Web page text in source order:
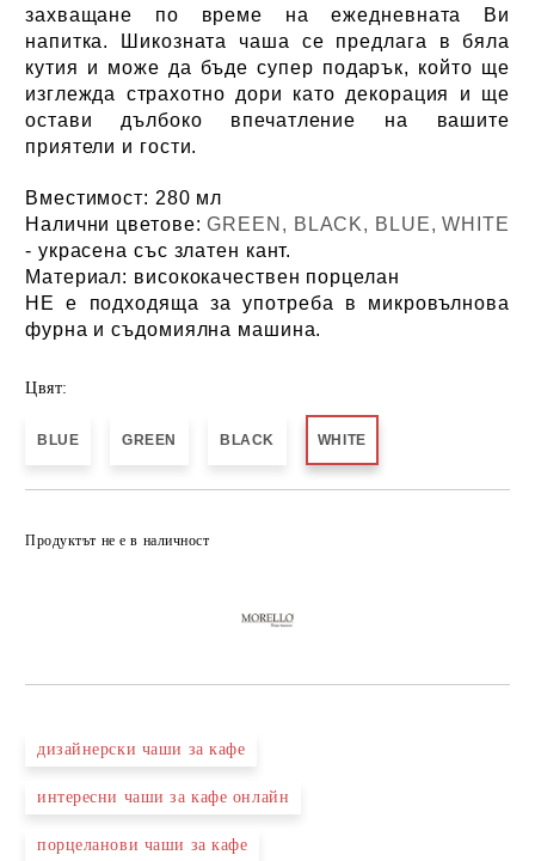
захващане по време на ежедневната Ви
напитка. Шикозната чаша се предлага в бяла
кутия и може да бъде супер подарък, който ще
изглежда страхотно дори като декорация и ще
остави дълбоко впечатление на вашите
приятели и гости.
Вместимост: 280 мл
Налични цветове: GREEN, BLACK, BLUE, WHITE
- украсена със златен кант.
Материал: висококачествен порцелан
НЕ е подходяща за употреба в микровълнова
фурна и съдомиялна машина.
Цвят:
BLUE GREEN BLACK WHITE
Продуктът не е в наличност
дизайнерски чаши за кафе
интересни чаши за кафе онлайн
порцеланови чаши за кафе